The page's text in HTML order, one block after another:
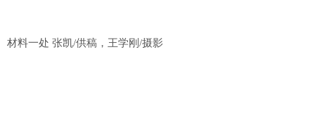
材料一处 张凯/供稿，王学刚/摄影